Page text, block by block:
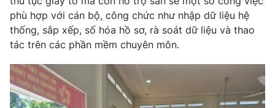
Video Shorts video
VTV Money VTV Thể thao
VTV Sức khoẻ Bất động sản
phù hợp với cán bộ, công chức như nhập dữ liệu hệ
thống, sắp xếp, số hóa hồ sơ, rà soát dữ liệu và thao
tác trên các phần mềm chuyên môn.